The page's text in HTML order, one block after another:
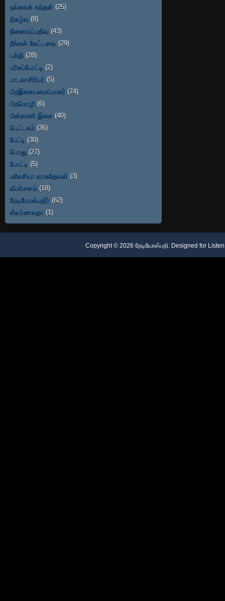
நல்லைக் கந்தன் (25)
நிகழ்வு (8)
நினைவுப்பதிவு (43)
நீங்கள் கேட்டவை (29)
பக்தி (28)
பரிசுப்போட்டி (2)
பாடலாசிரியர் (5)
பிறஇசையமைப்பாளர் (74)
பிறமொழி (6)
பின்னணி இசை (40)
பெட்டகம் (36)
பேட்டி (30)
பொது (27)
போட்டி (5)
மலேசியா வாசுதேவன் (3)
விமர்சனம் (18)
றேடியோஸ்புதிர் (62)
ஸ்வர்ணலதா (1)
Copyright © 2026 றேடியோஸ்பதி . Designed for